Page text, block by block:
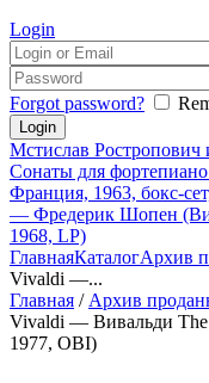
Login
Forgot password?
Мстислав Ростропович
Сонаты для
Франция, 1963, бокс-
— Фредерик Шопен
1968, LP)
ГлавнаяКаталогАрхив
Vivaldi —...
Главная / Архив
Vivaldi — Вивальди The
1977, OBI)